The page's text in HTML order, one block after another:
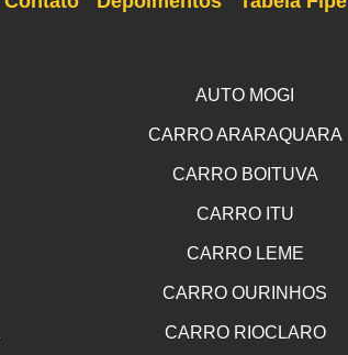
AUTO MOGI
CARRO ARARAQUARA
CARRO BOITUVA
CARRO ITU
CARRO LEME
CARRO OURINHOS
CARRO RIOCLARO